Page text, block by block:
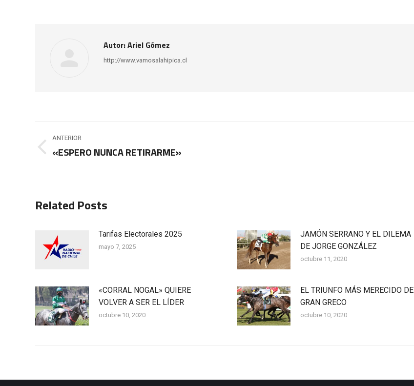
Autor:Ariel Gómez
http://www.vamosalahipica.cl
Navegación
entre
ANTERIOR
Publicación
«ESPERO NUNCA RETIRARME»
Related Posts
Tarifas Electorales 2025
mayo 7, 2025
JAMÓN SERRANO Y EL DILEMA
DE JORGE GONZÁLEZ
octubre 11, 2020
«CORRAL NOGAL» QUIERE
VOLVER A SER EL LÍDER
octubre 10, 2020
EL TRIUNFO MÁS MERECIDO DE
GRAN GRECO
octubre 10, 2020